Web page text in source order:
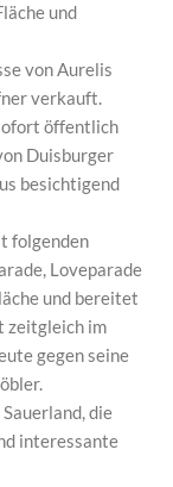
und
von Aurelis
verkauft.
öffentlich
Duisburger
besichtigend
folgenden
Loveparade
und bereitet
zeitgleich im
gegen seine
die
interessante